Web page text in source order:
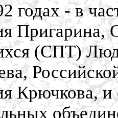
годах - в
Пригарина,
(СПТ)
Крючкова, и